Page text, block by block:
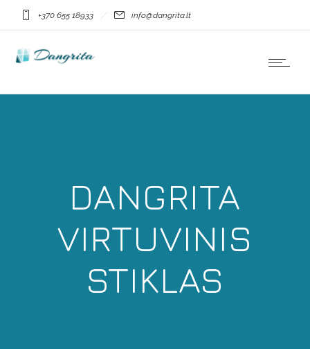
+370 655 18933 info@dangrita.lt
DANGRITA
VIRTUVINIS
STIKLAS